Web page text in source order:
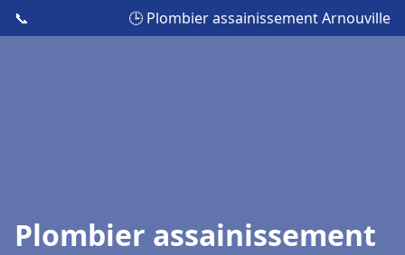
📞 🕒 Plombier assainissement Arnouville
Plombier assainissement